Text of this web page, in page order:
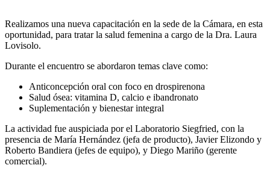
Realizamos una nueva capacitación en la sede de la Cámara, en esta
oportunidad, para tratar la salud femenina a cargo de la Dra. Laura
Lovisolo.
Durante el encuentro se abordaron temas clave como:
Anticoncepción oral con foco en drospirenona
Salud ósea: vitamina D, calcio e ibandronato
Suplementación y bienestar integral
La actividad fue auspiciada por el Laboratorio Siegfried, con la
presencia de María Hernández (jefa de producto), Javier Elizondo y
Roberto Bandiera (jefes de equipo), y Diego Mariño (gerente
comercial).